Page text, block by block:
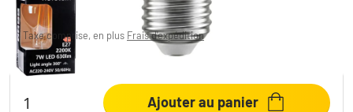
Vous économisez 4,80 € PVC:9,99 €
Taxe comprise, en plus Frais d'expédition
Fiche produit
Ajouter au panier